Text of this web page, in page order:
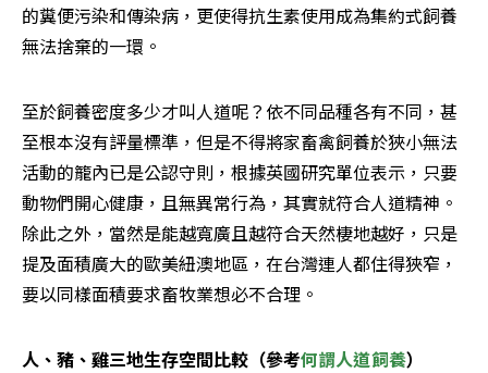
的糞便污染和傳染病，更使得抗生素使用成為集約式飼養
無法捨棄的一環。
至於飼養密度多少才叫人道呢？依不同品種各有不同，甚
至根本沒有評量標準，但是不得將家畜禽飼養於狹小無法
活動的籠內已是公認守則，根據英國研究單位表示，只要
動物們開心健康，且無異常行為，其實就符合人道精神。
除此之外，當然是能越寬廣且越符合天然棲地越好，只是
提及面積廣大的歐美紐澳地區，在台灣連人都住得狹窄，
要以同樣面積要求畜牧業想必不合理。
人、豬、雞三地生存空間比較（參考何謂人道飼養）